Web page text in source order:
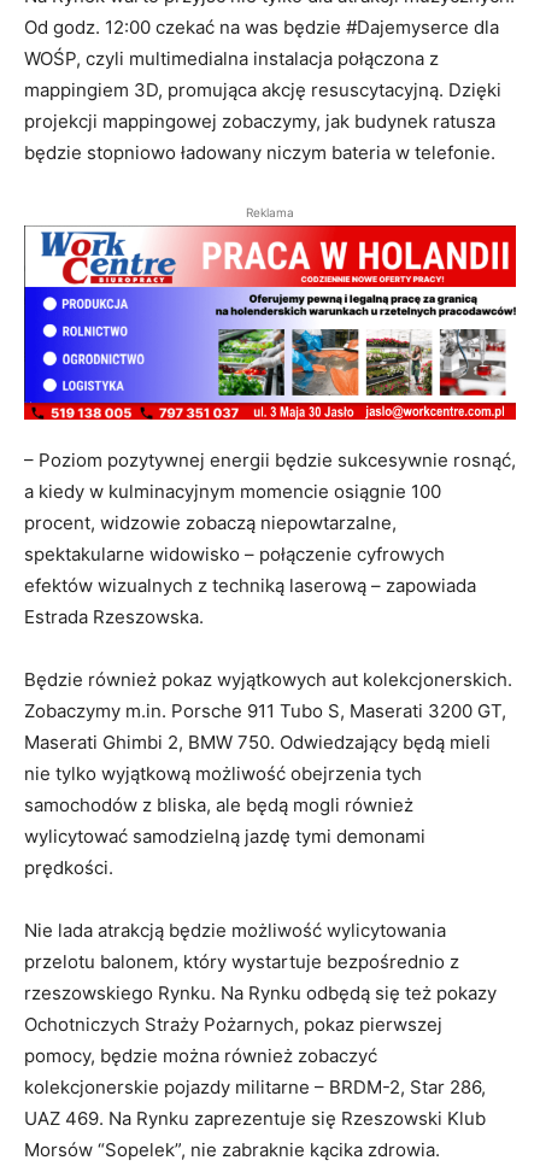
Od godz. 12:00 czekać na was będzie #Dajemyserce dla
WOŚP, czyli multimedialna instalacja połączona z
mappingiem 3D, promująca akcję resuscytacyjną. Dzięki
projekcji mappingowej zobaczymy, jak budynek ratusza
będzie stopniowo ładowany niczym bateria w telefonie.
Reklama
– Poziom pozytywnej energii będzie sukcesywnie rosnąć,
a kiedy w kulminacyjnym momencie osiągnie 100
procent, widzowie zobaczą niepowtarzalne,
spektakularne widowisko – połączenie cyfrowych
efektów wizualnych z techniką laserową – zapowiada
Estrada Rzeszowska.
Będzie również pokaz wyjątkowych aut kolekcjonerskich.
Zobaczymy m.in. Porsche 911 Tubo S, Maserati 3200 GT,
Maserati Ghimbi 2, BMW 750. Odwiedzający będą mieli
nie tylko wyjątkową możliwość obejrzenia tych
samochodów z bliska, ale będą mogli również
wylicytować samodzielną jazdę tymi demonami
prędkości.
Nie lada atrakcją będzie możliwość wylicytowania
przelotu balonem, który wystartuje bezpośrednio z
rzeszowskiego Rynku. Na Rynku odbędą się też pokazy
Ochotniczych Straży Pożarnych, pokaz pierwszej
pomocy, będzie można również zobaczyć
kolekcjonerskie pojazdy militarne – BRDM-2, Star 286,
UAZ 469. Na Rynku zaprezentuje się Rzeszowski Klub
Morsów “Sopelek”, nie zabraknie kącika zdrowia.